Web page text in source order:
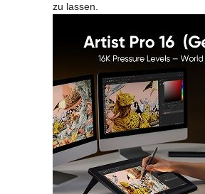
zu lassen.